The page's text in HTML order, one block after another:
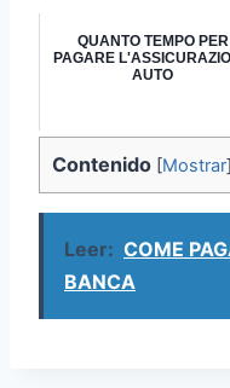
QUANTO TEMPO PER
PAGARE
AUTO
Contenido [Mostrar]
Leer: COME
BANCA